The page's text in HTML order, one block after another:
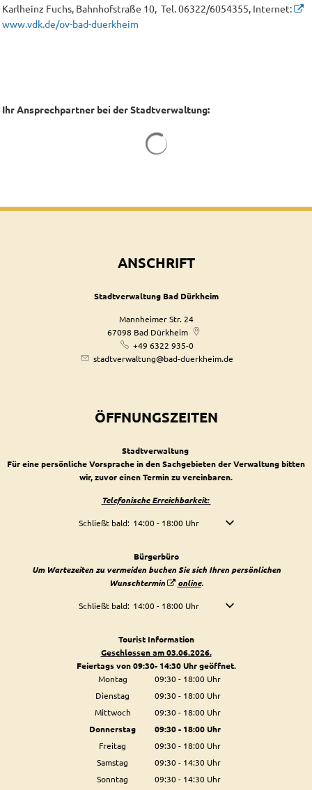
Karlheinz Fuchs, Bahnhofstraße 10, Tel. 06322/6054355, Internet:
www.vdk.de/ov-bad-duerkheim
Ihr Ansprechpartner bei der Stadtverwaltung:
ANSCHRIFT
Stadtverwaltung Bad Dürkheim
Mannheimer Str. 24
67098 Bad Dürkheim
+49 6322 935-0
stadtverwaltung@bad-duerkheim.de
ÖFFNUNGSZEITEN
Stadtverwaltung
Für eine persönliche Vorsprache in den Sachgebieten der Verwaltung bitten
wir, zuvor einen Termin zu vereinbaren.
Telefonische Erreichbarkeit:
Klicken, um weitere Öffnungs- oder Schließzeiten
Schließt bald: 14:00- 18:00Uhr Von 14:00 bis 18:00 Uhr
Bürgerbüro
Um Wartezeiten zu vermeiden buchen Sie sich Ihren persönlichen
Wunschtermin
online.
Klicken, um weitere Öffnungs- oder Schließzeiten
Schließt bald: 14:00- 18:00Uhr Von 14:00 bis 18:00 Uhr
Tourist Information
Geschlossen am 03.06.2026.
Feiertags von 09:30- 14:30 Uhr geöffnet.
Montag
09:30- 18:00Uhr
Von 09:30 bis 18:00 Uhr
Dienstag 09:30- 18:00Uhr
Von 09:30 bis 18:00 Uhr
Mittwoch 09:30- 18:00Uhr
Von 09:30 bis 18:00 Uhr
Donnerstag 09:30- 18:00Uhr
Von 09:30 bis 18:00 Uhr
Freitag 09:30- 18:00Uhr
Von 09:30 bis 18:00 Uhr
Samstag 09:30- 14:30Uhr
Von 09:30 bis 14:30 Uhr
Sonntag 09:30- 14:30Uhr